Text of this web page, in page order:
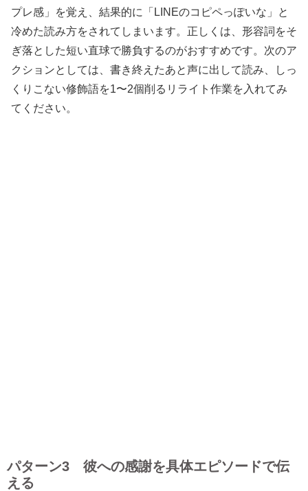
プレ感」を覚え、結果的に「LINEのコピペっぽいな」と
冷めた読み方をされてしまいます。正しくは、形容詞をそ
ぎ落とした短い直球で勝負するのがおすすめです。次のア
クションとしては、書き終えたあと声に出して読み、しっ
くりこない修飾語を1〜2個削るリライト作業を入れてみ
てください。
パターン3 彼への感謝を具体エピソードで伝
える